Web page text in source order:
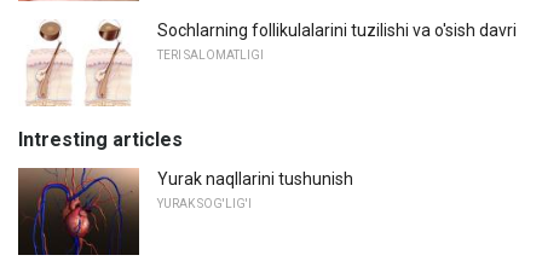
Sochlarning follikulalarini tuzilishi va o'sish davri
TERI SALOMATLIGI
Intresting articles
Yurak naqllarini tushunish
YURAK SOG'LIG'I